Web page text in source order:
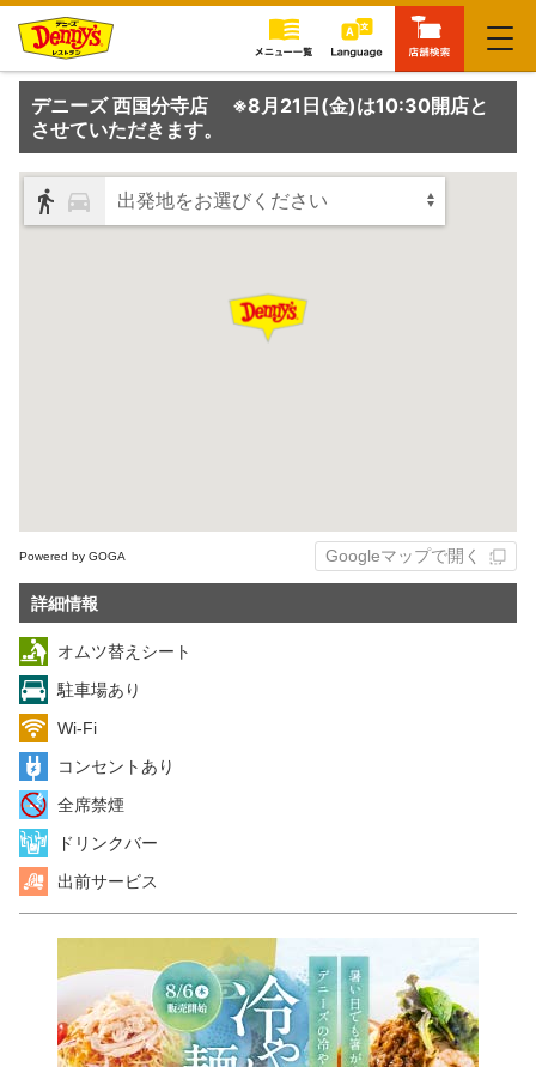
閉じる
デニーズ 西国分寺店 ※8月21日(金)は10:30開店と
させていただきます。
出発地をお選びください
Powered by GOGA Googleマップで開く
詳細情報
オムツ替えシート
駐車場あり
Wi-Fi
コンセントあり
全席禁煙
ドリンクバー
出前サービス